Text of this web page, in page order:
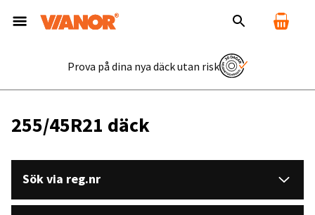
Prova på dina nya däck utan risk
255/45R21 däck
Sök via reg.nr